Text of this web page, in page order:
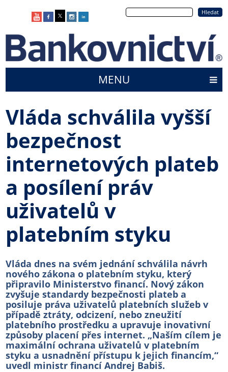
Hledat
menu
MENU
Vláda schválila vyšší
bezpečnost
internetových plateb
a posílení práv
uživatelů v
platebním styku
Vláda dnes na svém jednání schválila návrh
nového zákona o platebním styku, který
připravilo Ministerstvo financí. Nový zákon
zvyšuje standardy bezpečnosti plateb a
posiluje práva uživatelů platebních služeb v
případě ztráty, odcizení, nebo zneužití
platebního prostředku a upravuje inovativní
způsoby placení přes internet. „Naším cílem je
maximální ochrana uživatelů v platebním
styku a usnadnění přístupu k jejich financím,“
uvedl ministr financí Andrej Babiš.